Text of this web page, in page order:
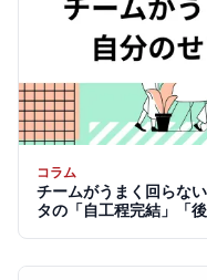
コラム
チームがうまく回らな
タの「自工程完結」「